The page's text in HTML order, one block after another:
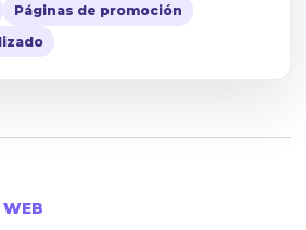
Páginas de promoción